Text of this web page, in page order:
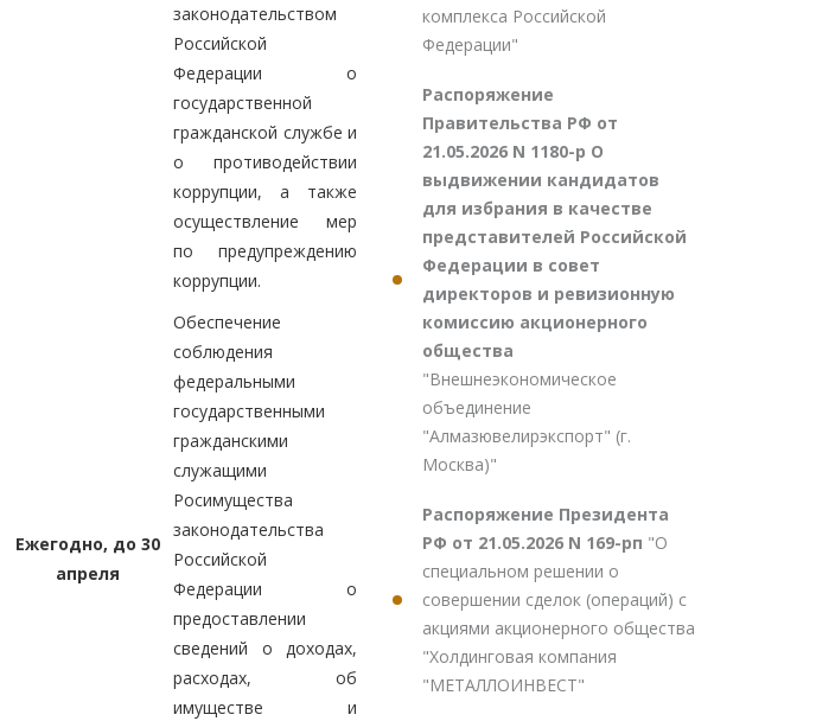
законодательством
Российской
Федерации о
государственной
гражданской службе и
о противодействии
коррупции, а также
осуществление мер
по предупреждению
коррупции.
Ежегодно, до 30
апреля
Обеспечение
соблюдения
федеральными
государственными
гражданскими
служащими
Росимущества
законодательства
Российской
Федерации о
предоставлении
сведений о доходах,
расходах, об
имуществе и
комплекса Российской
Федерации"
Распоряжение
Правительства РФ от
21.05.2026 N 1180-р О
выдвижении кандидатов
для избрания в качестве
представителей Российской
Федерации в совет
директоров и ревизионную
комиссию акционерного
общества
"Внешнеэкономическое
объединение
"Алмазювелирэкспорт" (г.
Москва)"
Распоряжение Президента
РФ от 21.05.2026 N 169-рп "О
специальном решении о
совершении сделок (операций) с
акциями акционерного общества
"Холдинговая компания
"МЕТАЛЛОИНВЕСТ"